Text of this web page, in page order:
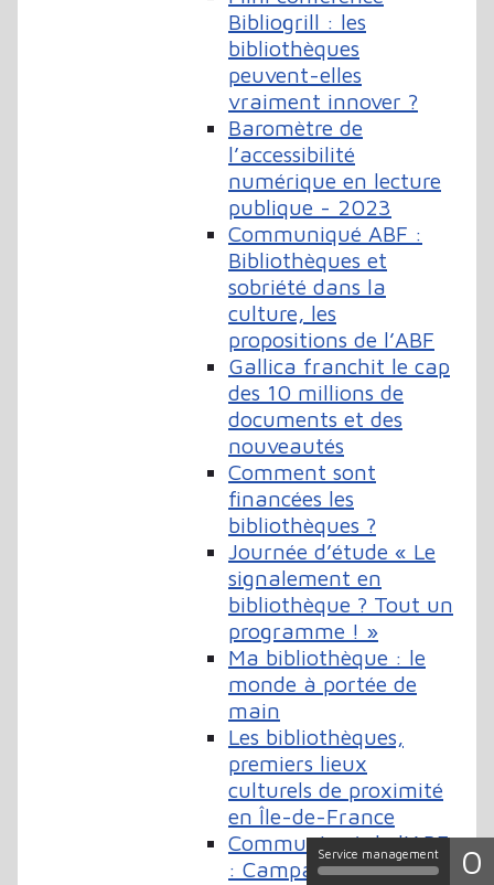
Bibliogrill : les
bibliothèques
peuvent-elles
vraiment innover ?
Baromètre de
l’accessibilité
numérique en lecture
publique - 2023
Communiqué ABF :
Bibliothèques et
sobriété dans la
culture, les
propositions de l’ABF
Gallica franchit le cap
des 10 millions de
documents et des
nouveautés
Comment sont
financées les
bibliothèques ?
Journée d’étude « Le
signalement en
bibliothèque ? Tout un
programme ! »
Ma bibliothèque : le
monde à portée de
main
Les bibliothèques,
premiers lieux
culturels de proximité
en Île-de-France
Communiqué de l'ABF
: Campagne en faveur
Service management 0